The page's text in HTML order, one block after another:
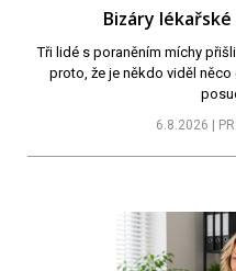
Bizáry
Tři lidé s poraněním míchy
proto, že je někdo viděl
6.8.2026 |